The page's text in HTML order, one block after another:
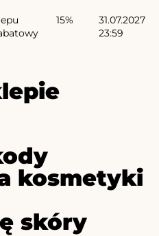
15%
31.07.2027
23:59
kosmetyki
skóry